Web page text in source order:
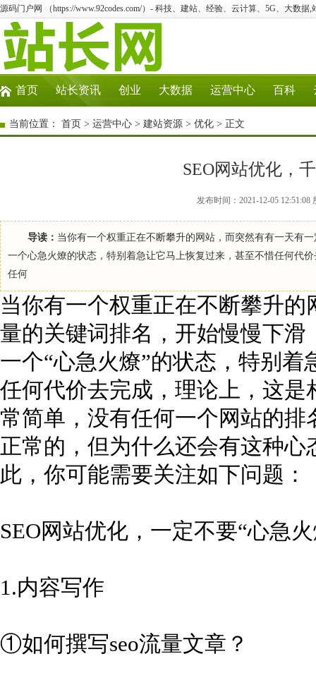
源码门户网 （https://www.92codes.com/）- 科技、建站、经验、云计算、5G、大数据,
首页 站长资讯 创业 大数据 运营中心 百科
当前位置： 首页 > 运营中心 > 建站资源 > 优化 > 正文
SEO网站优化，
发布时间：2021-12-05
导读： 当你有一个权重正在不断攀升的网站，而突然有有一天有
一个心急火燎的状态，特别着急让它马上恢复过来，甚至不惜任何代
任何
当你有一个权重正在不断攀升
量的关键词排名，开始慢慢下
一个“心急火燎”的状态，特别
任何代价去完成，理论上，这是
常简单，没有任何一个网站的
正常的，但为什么还会有这种
此，你可能需要关注如下问题：
SEO网站优化，一定不要“心急
1.内容写作
①如何撰写seo流量文章？